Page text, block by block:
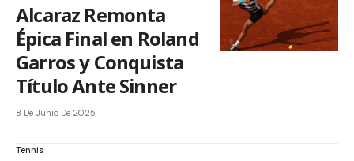
Alcaraz Remonta
Épica Final en Roland
Garros y Conquista
Título Ante Sinner
8 De Junio De 2025
Tennis